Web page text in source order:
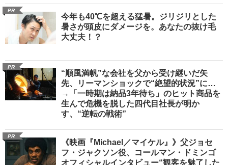
PR
今年も40℃を超える猛暑。ジリジリとした
暑さが頭皮にダメージを。あなたの抜け毛
大丈夫！？
PR
“順風満帆”な会社を父から受け継いだ矢
先、リーマンショックで“絶望的状況”に…
→「一時期は納品3年待ち」のヒット商品を
生んで危機を脱した四代目社長が明か
す、“逆転の戦術”
PR
《映画『Michael／マイケル』》父ジョセ
フ・ジャクソン役、コールマン・ドミンゴ
オフィシャルインタビュー“観客を魅了した